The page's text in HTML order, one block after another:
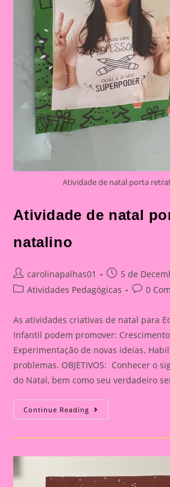
Atividade de natal porta
Atividade de natal
natalino
Post
author:
carolinapalhas01
Post
published:
5 de
PostAtividades Pedagógicas
Post0
As atividades criativas de natal para
Infantil podem promover:
Experimentação de novas ideias.
problemas. OBJETIVOS: Conhecer o
do Natal, bem como seu verdadeiro
Continue Reading Atividade
De
Porta